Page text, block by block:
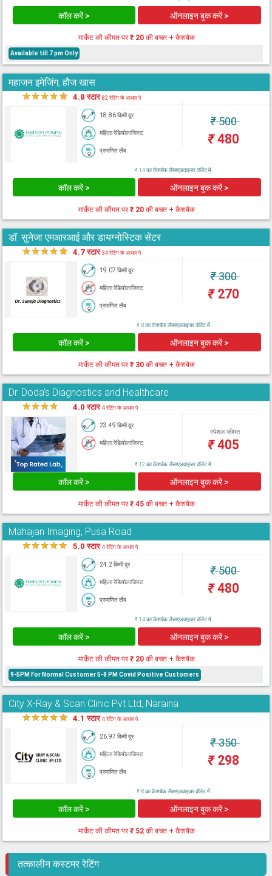
कॉल करें > ऑनलाइन बुक करें >
मार्केट की कीमत पर₹ 20 की बचत + कैशबैक
Available till 7 pm Only
महाजन इमेजिंग, हौज खास
★★★★★ 4.8 स्टार82 रेटिंग के आधार पे
18.86 किमी दूर
महिला रेडियोलाजिस्ट
प्रमाणित लैब
₹500
₹480
₹ 14 का कैशबैक लैब्सएडवाइजर वॉलेट में
कॉल करें > ऑनलाइन बुक करें >
मार्केट की कीमत पर₹ 20 की बचत + कैशबैक
डॉ. सुनेजा एमआरआई और डायग्नोस्टिक सेंटर
★★★★★ 4.7 स्टार34 रेटिंग के आधार पे
19.07 किमी दूर
महिला रेडियोलाजिस्ट
प्रमाणित लैब
₹300
₹270
₹ 8 का कैशबैक लैब्सएडवाइजर वॉलेट में
कॉल करें > ऑनलाइन बुक करें >
मार्केट की कीमत पर₹ 30 की बचत + कैशबैक
Dr. Doda's Diagnostics and Healthcare
★★★★ 4.0 स्टार4 रेटिंग के आधार पे
23.49 किमी दूर
महिला रेडियोलाजिस्ट
स्पेशल कीमत
₹405
₹ 12 का कैशबैक लैब्सएडवाइजर वॉलेट में
कॉल करें > ऑनलाइन बुक करें >
मार्केट की कीमत पर₹ 45 की बचत + कैशबैक
Mahajan Imaging, Pusa Road
★★★★★ 5.0 स्टार4 रेटिंग के आधार पे
24.2 किमी दूर
महिला रेडियोलाजिस्ट
प्रमाणित लैब
₹500
₹480
₹ 14 का कैशबैक लैब्सएडवाइजर वॉलेट में
कॉल करें > ऑनलाइन बुक करें >
मार्केट की कीमत पर₹ 20 की बचत + कैशबैक
9-5PM For Normal Customer 5-8 PM Covid Positive Customers
City X-Ray & Scan Clinic Pvt Ltd, Naraina
★★★★★ 4.1 स्टार4 रेटिंग के आधार पे
26.97 किमी दूर
महिला रेडियोलाजिस्ट
प्रमाणित लैब
₹350
₹298
₹ 8 का कैशबैक लैब्सएडवाइजर वॉलेट में
कॉल करें > ऑनलाइन बुक करें >
मार्केट की कीमत पर₹ 52 की बचत + कैशबैक
तत्कालीन कस्टमर रेटिंग